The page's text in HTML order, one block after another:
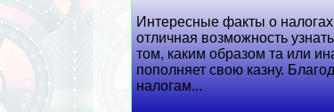
Интересные факты о налогах
отличная возможность
том, каким образом та или
пополняет свою казну.
налогам...